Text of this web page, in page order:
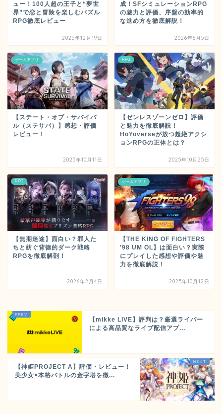
ュー！100人超の王子と“夢世
界”で恋と冒険を楽しむパズル
RPG徹底レビュー
2025年12月19日
成！SFシミュレーションRPG
の魅力と評価、序盤の効率的
な進め方を徹底解説！
2026年6月5日
ゲームアプリ
【ステート・オブ・サバイバ
ル（ステサバ）】感想・評価
レビュー！
2025年10月11日
RPG
【ゼンレスゾーンゼロ】評価
と魅力を徹底解説！
HoYoverseが放つ超絶アクシ
ョンRPGの正体とは？
2025年10月25日
RPG
【無期迷途】面白い？罪人た
ちと紡ぐ背徳的ダーク戦略
RPGを徹底解剖！
2026年2月4日
ゲームアプリ
【THE KING OF FIGHTERS
’98 UM OL】は面白い？実際
にプレイした感想や評価や魅
力を徹底解説！
2025年10月12日
【mikke LIVE】評判は？厳選ライバー
による高品質なライブ配信アプ...
【神姫PROJECT A】評価・レビュー！
美少女×本格バトルの金字塔を徹...